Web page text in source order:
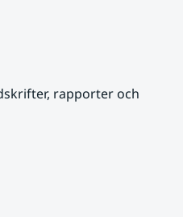
rapporter och